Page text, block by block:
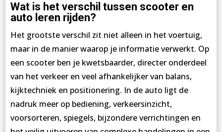
Wat is het verschil tussen scooter en
auto leren rijden?
Het grootste verschil zit niet alleen in het voertuig,
maar in de manier waarop je informatie verwerkt. Op
een scooter ben je kwetsbaarder, directer onderdeel
van het verkeer en veel afhankelijker van balans,
kijktechniek en positionering. In de auto ligt de
nadruk meer op bediening, verkeersinzicht,
voorsorteren, spiegels, bijzondere verrichtingen en